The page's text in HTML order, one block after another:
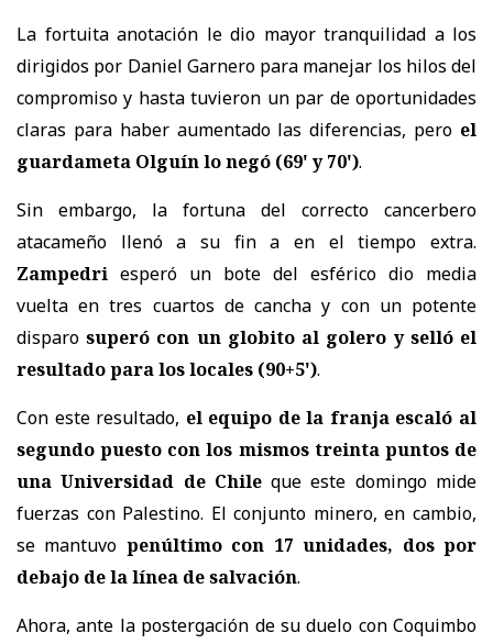
La fortuita anotación le dio mayor tranquilidad a los
dirigidos por Daniel Garnero para manejar los hilos del
compromiso y hasta tuvieron un par de oportunidades
claras para haber aumentado las diferencias, pero el
guardameta Olguín lo negó (69' y 70').
Sin embargo, la fortuna del correcto cancerbero
atacameño llenó a su fin a en el tiempo extra.
Zampedri esperó un bote del esférico dio media
vuelta en tres cuartos de cancha y con un potente
disparosuperó con un globito al golero y selló el
resultado para los locales (90+5').
Con este resultado, el equipo de la franja escaló al
segundo puesto con los mismos treinta puntos de
una Universidad de Chileque este domingo mide
fuerzas con Palestino. El conjunto minero, en cambio,
se mantuvo penúltimo con 17 unidades, dos por
debajo de la línea de salvación.
Ahora, ante la postergación de su duelo con Coquimbo